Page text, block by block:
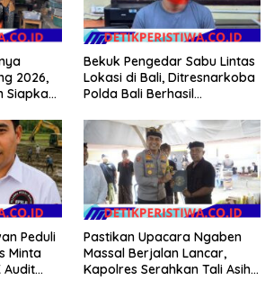
2026,
Siapkan
Bekuk Pengedar Sabu Lintas
Lokasi di Bali, Ditresnarkoba
Polda Bali Berhasil
Seberat 123 Gram Lebih
Peduli
Minta
Audit
Pastikan Upacara Ngaben
Massal Berjalan Lancar,
Kapolres Serahkan Tali Asih